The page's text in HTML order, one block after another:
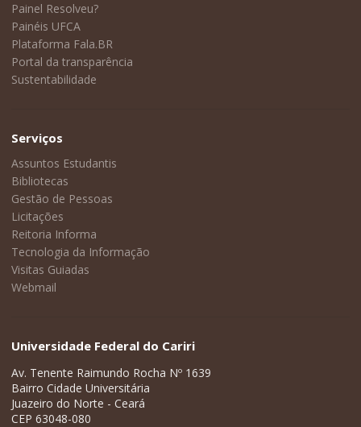
Painel Resolveu?
Painéis UFCA
Plataforma Fala.BR
Portal da transparência
Sustentabilidade
Serviços
Assuntos Estudantis
Bibliotecas
Gestão de Pessoas
Licitações
Reitoria Informa
Tecnologia da Informação
Visitas Guiadas
Webmail
Universidade Federal do Cariri
Av. Tenente Raimundo Rocha Nº 1639
Bairro Cidade Universitária
Juazeiro do Norte - Ceará
CEP 63048-080